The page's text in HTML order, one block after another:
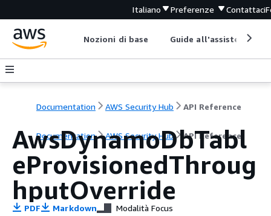
Italiano Preferenze Contattaci
Nozioni di base Guide all'assistenza
Documentation AWS Security Hub API Reference
Documentation AWS Security Hub API Reference
AwsDynamoDbTabl
eProvisionedThroug
hputOverride
PDF Markdown Modalità Focus